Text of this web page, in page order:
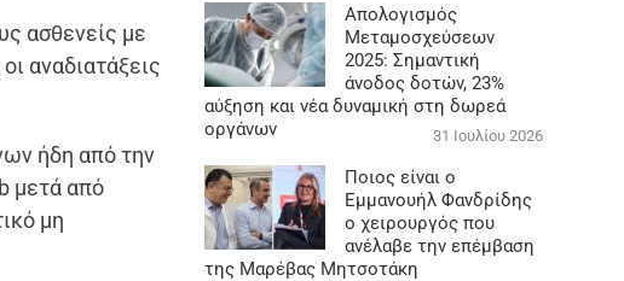
ασθενείς με
αναδιατάξεις
ήδη από την
μετά από
μη
Απολογισμός
Μεταμοσχεύσεων
2025: Σημαντική
άνοδος δοτών, 23%
αύξηση και νέα δυναμική στη δωρεά
οργάνων
31 Ιουλίου 2026
Ποιος είναι ο
Εμμανουήλ Φανδρίδης
ο χειρουργός που
ανέλαβε την επέμβαση
της Μαρέβας Μητσοτάκη